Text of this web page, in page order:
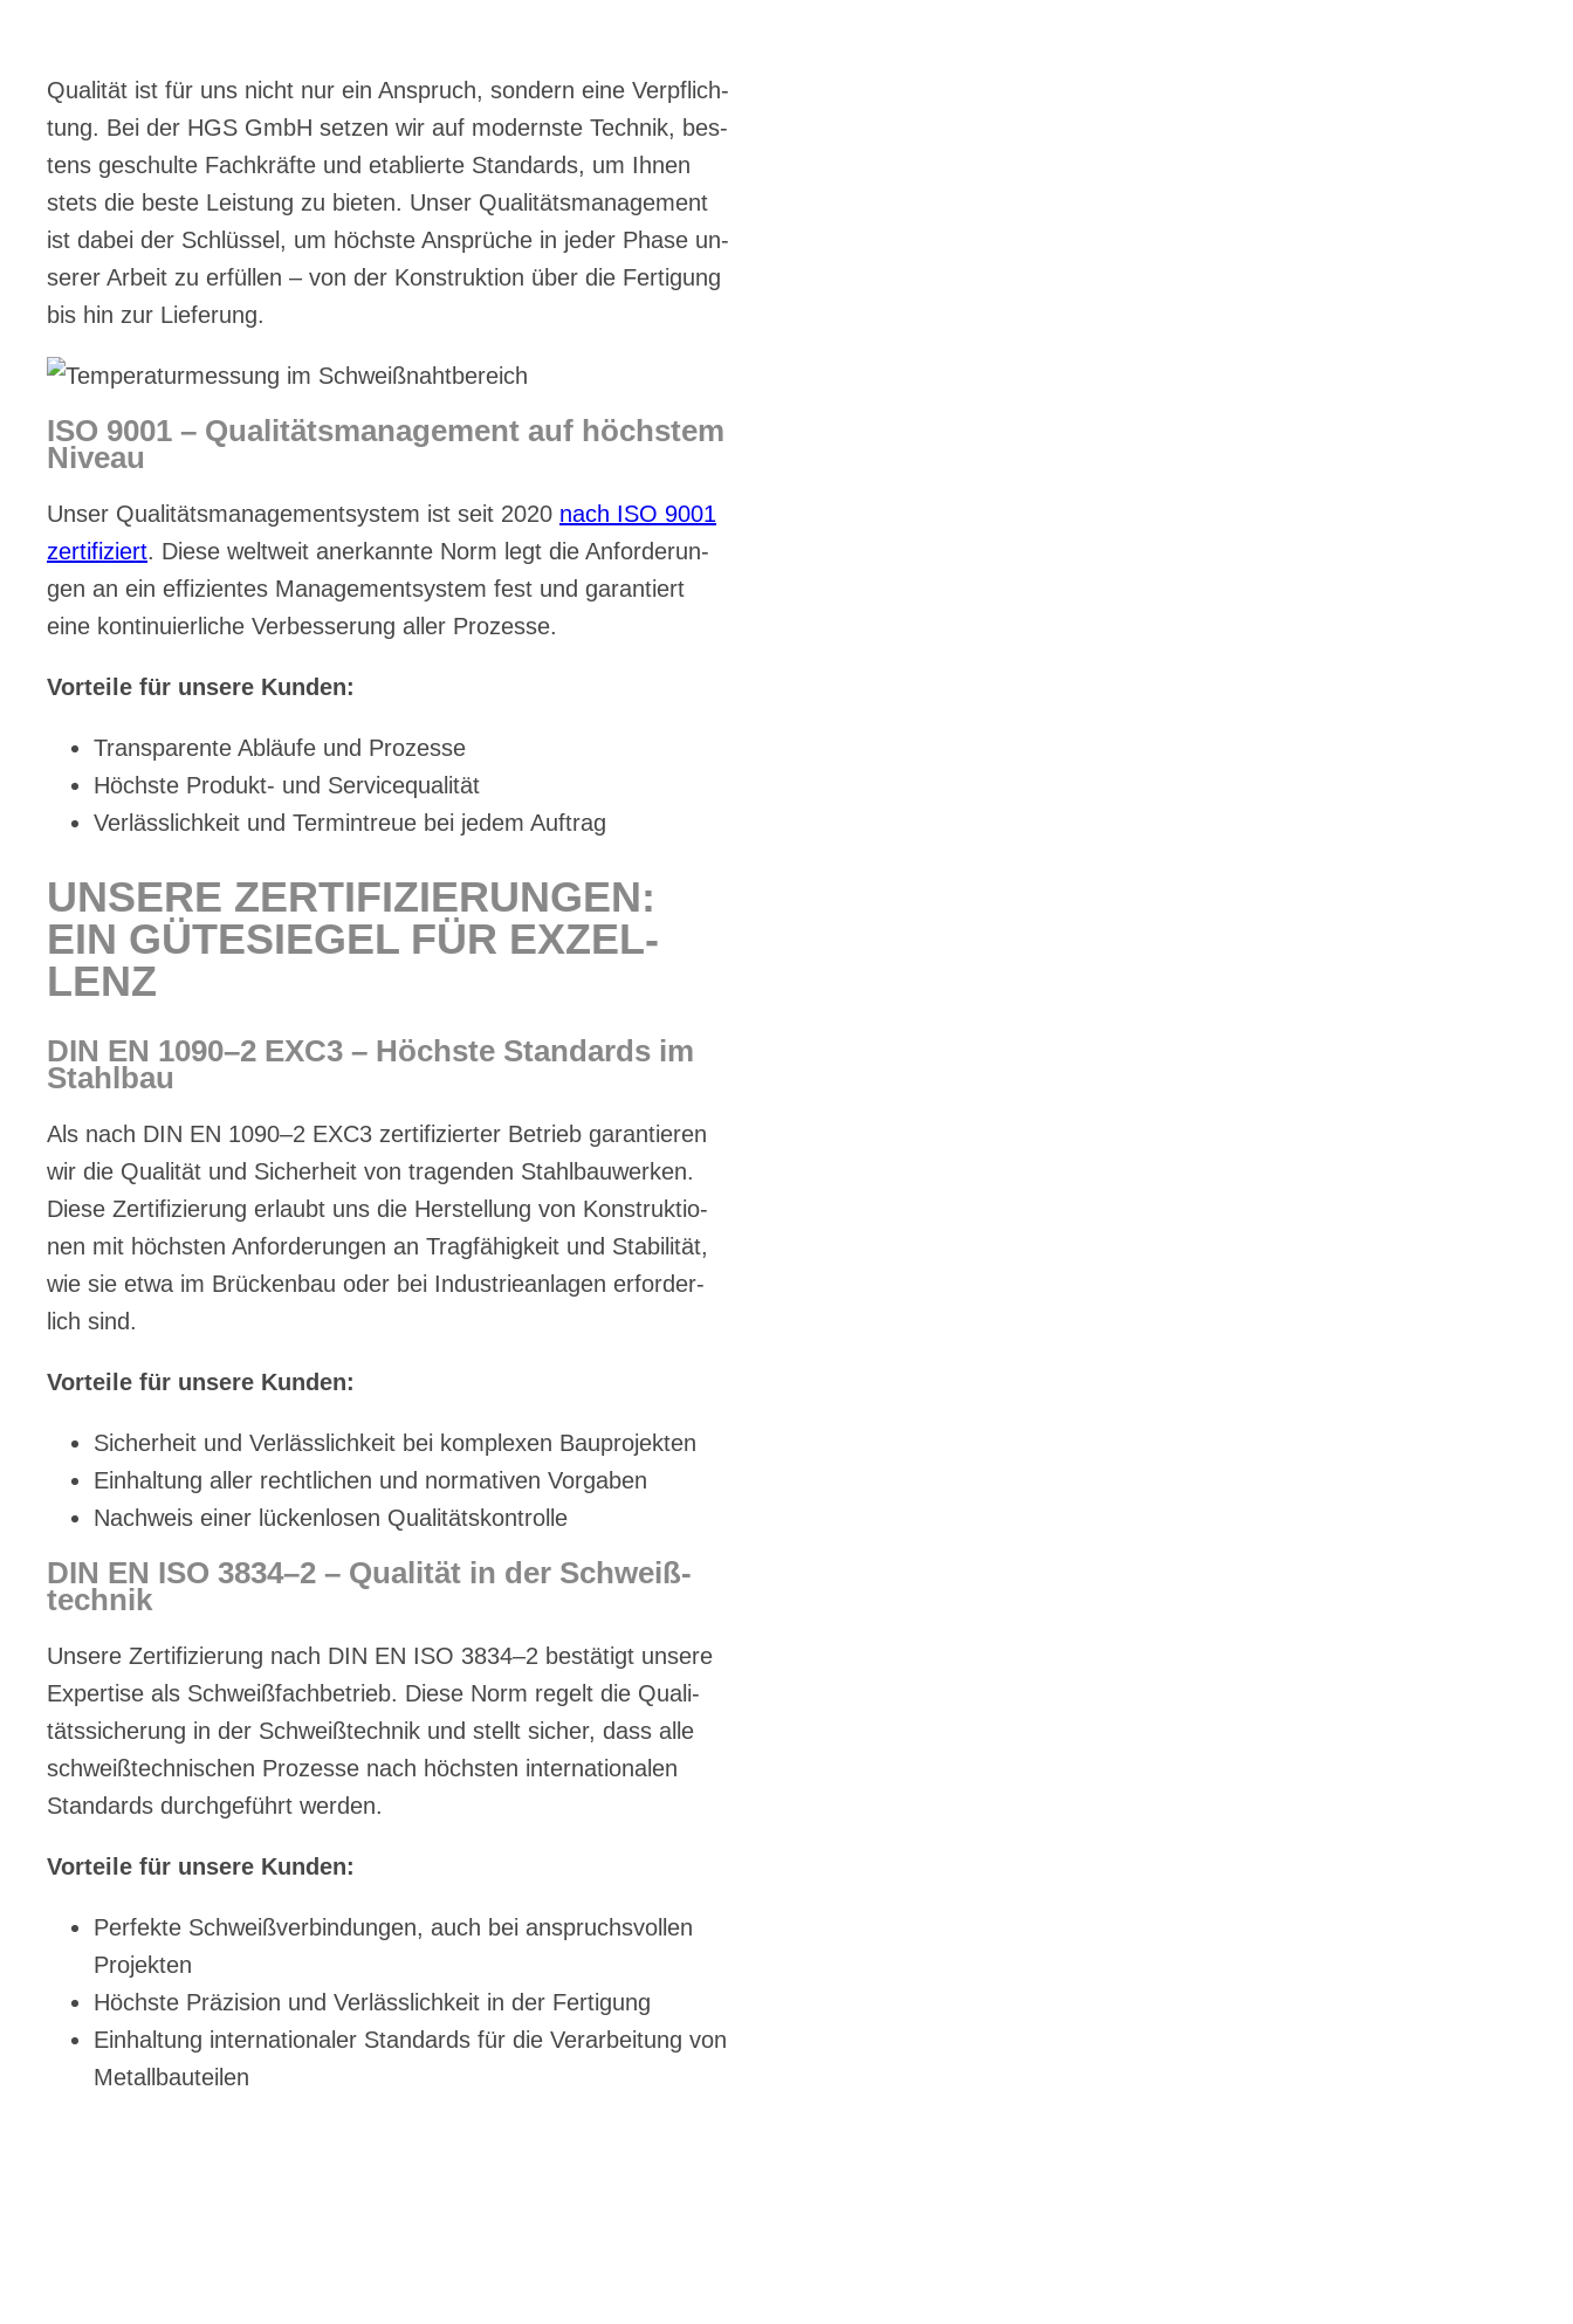
Qua­li­tät ist für uns nicht nur ein An­spruch, son­dern eine Ver­pflich­
tung. Bei der HGS GmbH set­zen wir auf mo­derns­te Tech­nik, bes­
tens ge­schul­te Fach­kräf­te und eta­blier­te Stan­dards, um Ih­nen
stets die bes­te Leis­tung zu bie­ten. Un­ser Qua­li­täts­ma­nage­ment
ist da­bei der Schlüs­sel, um höchs­te An­sprü­che in je­der Pha­se un­
se­rer Ar­beit zu er­fül­len – von der Kon­struk­ti­on über die Fer­ti­gung
bis hin zur Lie­fe­rung.
ISO 9001 – Qua­li­täts­ma­nage­ment auf höchs­tem
Ni­veau
Un­ser Qua­li­täts­ma­nage­ment­sys­tem ist seit 2020 nach ISO 9001
zer­ti­fi­ziert. Die­se welt­weit an­er­kann­te Norm legt die An­for­de­run­
gen an ein ef­fi­zi­en­tes Ma­nage­ment­sys­tem fest und ga­ran­tiert
eine kon­ti­nu­ier­li­che Ver­bes­se­rung al­ler Pro­zes­se.
Vor­tei­le für un­se­re Kun­den:
Trans­pa­ren­te Ab­läu­fe und Pro­zes­se
Höchs­te Pro­dukt- und Ser­vice­qua­li­tät
Ver­läss­lich­keit und Ter­min­treue bei je­dem Auf­trag
UN­SE­RE ZER­TI­FI­ZIE­RUN­GEN:
EIN GÜ­TE­SIE­GEL FÜR EX­ZEL­
LENZ
DIN EN 1090–2 EXC3 – Höchs­te Stan­dards im
Stahl­bau
Als nach DIN EN 1090–2 EXC3 zer­ti­fi­zier­ter Be­trieb ga­ran­tie­ren
wir die Qua­li­tät und Si­cher­heit von tra­gen­den Stahl­bau­wer­ken.
Die­se Zer­ti­fi­zie­rung er­laubt uns die Her­stel­lung von Kon­struk­tio­
nen mit höchs­ten An­for­de­run­gen an Trag­fä­hig­keit und Sta­bi­li­tät,
wie sie etwa im Brü­cken­bau oder bei In­dus­trie­an­la­gen er­for­der­
lich sind.
Vor­tei­le für un­se­re Kun­den:
Si­cher­heit und Ver­läss­lich­keit bei kom­ple­xen Bau­pro­jek­ten
Ein­hal­tung al­ler recht­li­chen und nor­ma­ti­ven Vor­ga­ben
Nach­weis ei­ner lü­cken­lo­sen Qua­li­täts­kon­trol­le
DIN EN ISO 3834–2 – Qua­li­tät in der Schweiß­
tech­nik
Un­se­re Zer­ti­fi­zie­rung nach DIN EN ISO 3834–2 be­stä­tigt un­se­re
Ex­per­ti­se als Schweiß­fach­be­trieb. Die­se Norm re­gelt die Qua­li­
täts­si­che­rung in der Schweiß­tech­nik und stellt si­cher, dass alle
schweiß­tech­ni­schen Pro­zes­se nach höchs­ten in­ter­na­tio­na­len
Stan­dards durch­ge­führt wer­den.
Vor­tei­le für un­se­re Kun­den:
Per­fek­te Schweiß­ver­bin­dun­gen, auch bei an­spruchs­vol­len
Pro­jek­ten
Höchs­te Prä­zi­si­on und Ver­läss­lich­keit in der Fer­ti­gung
Ein­hal­tung in­ter­na­tio­na­ler Stan­dards für die Ver­ar­bei­tung von
Me­tall­bau­tei­len